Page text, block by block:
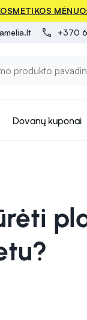
+370
Dovanų kuponai